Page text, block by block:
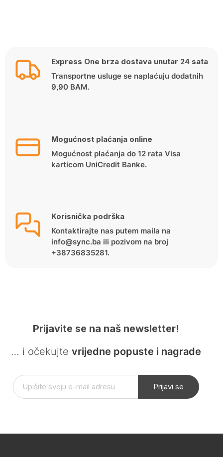
Express One brza dostava unutar 24 sata
Transportne usluge se naplaćuju dodatnih
9,90 BAM.
Mogućnost plaćanja online
Mogućnost plaćanja do 12 rata Visa
karticom UniCredit Banke.
Korisnička podrška
Kontaktirajte nas putem maila na
info@sync.ba ili pozivom na broj
+38736835281.
Prijavite se na naš newsletter!
… i očekujte vrijedne popuste i nagrade
Prijavi se